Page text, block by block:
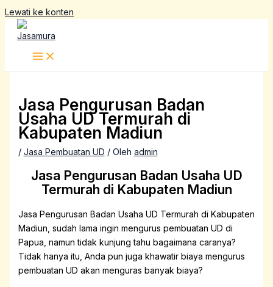
Lewati ke konten
Jasa Pengurusan Badan
Usaha UD Termurah di
Kabupaten Madiun
/ Jasa Pembuatan UD / Oleh admin
Jasa Pengurusan Badan Usaha UD
Termurah di Kabupaten Madiun
Jasa Pengurusan Badan Usaha UD Termurah di Kabupaten
Madiun, sudah lama ingin mengurus pembuatan UD di
Papua, namun tidak kunjung tahu bagaimana caranya?
Tidak hanya itu, Anda pun juga khawatir biaya mengurus
pembuatan UD akan menguras banyak biaya?